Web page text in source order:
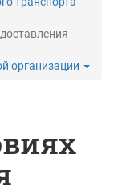
организации